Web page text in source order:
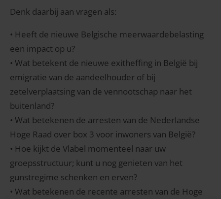
Denk daarbij aan vragen als:
• Heeft de nieuwe Belgische meerwaardebelasting
een impact op u?
• Wat betekent de nieuwe exitheffing in België bij
emigratie van de aandeelhouder of bij
zetelverplaatsing van de vennootschap naar het
buitenland?
• Wat betekenen de arresten van de Nederlandse
Hoge Raad over box 3 voor inwoners van België?
• Hoe kijkt de Vlabel momenteel naar uw
groepsstructuur; kunt u nog genieten van het
gunstregime schenken en erven?
• Wat betekenen de recente arresten van de Hoge